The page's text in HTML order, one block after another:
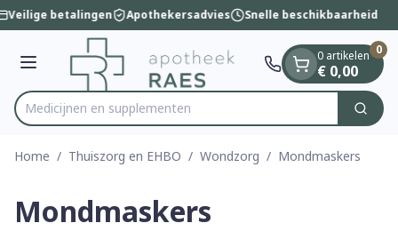
Ga naar de inhoud
1 van 1
Veilige betalingen Apothekersadvies Snelle beschikbaarheid
Menu
Product, merk, categorie...
Medicijne Zoek
0 artikelen
€ 0,00
0
Home / Thuiszorg en EHBO / Wondzorg / Mondmaskers
Mondmaskers